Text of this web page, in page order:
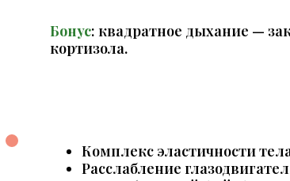
Бонус: квадратное дыхание —
кортизола.
Комплекс эластичности
Расслабление